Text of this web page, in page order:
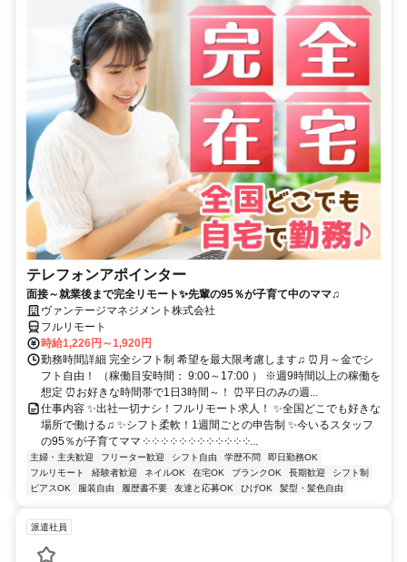
テレフォンアポインター
面接～就業後まで完全リモート✨先輩の95％が子育て中のママ♫
ヴァンテージマネジメント株式会社
フルリモート
時給1,226円～1,920円
勤務時間詳細 完全シフト制 希望を最大限考慮します♫ ⏰月～金でシ
フト自由！ （稼働目安時間： 9:00～17:00 ） ※週9時間以上の稼働を
想定 ⏰お好きな時間帯で1日3時間～！ ⏰平日のみの週...
仕事内容 ✨出社一切ナシ！フルリモート求人！ ✨全国どこでも好きな
場所で働ける♫ ✨シフト柔軟！1週間ごとの申告制 ✨今いるスタッフ
の95％が子育てママ ༶ ༶ ༶ ༶ ༶ ༶ ༶ ༶ ༶ ༶ ༶ ༶...
主婦・主夫歓迎 フリーター歓迎 シフト自由 学歴不問
即日勤務OK
フルリモート
経験者歓迎 ネイルOK 在宅OK ブランクOK 長期歓迎
シフト制
ピアスOK
服装自由 履歴書不要 友達と応募OK ひげOK 髪型・髪色自由
派遣社員